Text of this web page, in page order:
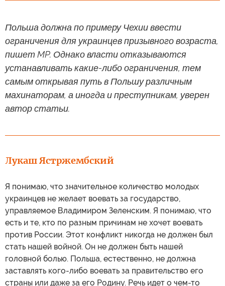
Польша должна по примеру Чехии ввести
ограничения для украинцев призывного возраста,
пишет MP. Однако власти отказываются
устанавливать какие-либо ограничения, тем
самым открывая путь в Польшу различным
махинаторам, а иногда и преступникам, уверен
автор статьи.
Лукаш Ястржембский
Я понимаю, что значительное количество молодых
украинцев не желает воевать за государство,
управляемое Владимиром Зеленским. Я понимаю, что
есть и те, кто по разным причинам не хочет воевать
против России. Этот конфликт никогда не должен был
стать нашей войной. Он не должен быть нашей
головной болью. Польша, естественно, не должна
заставлять кого-либо воевать за правительство его
страны или даже за его Родину. Речь идет о чем-то